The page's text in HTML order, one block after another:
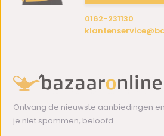
0162-231130
Ontvang de nieuwste aanbiedingen
je niet spammen, beloofd.